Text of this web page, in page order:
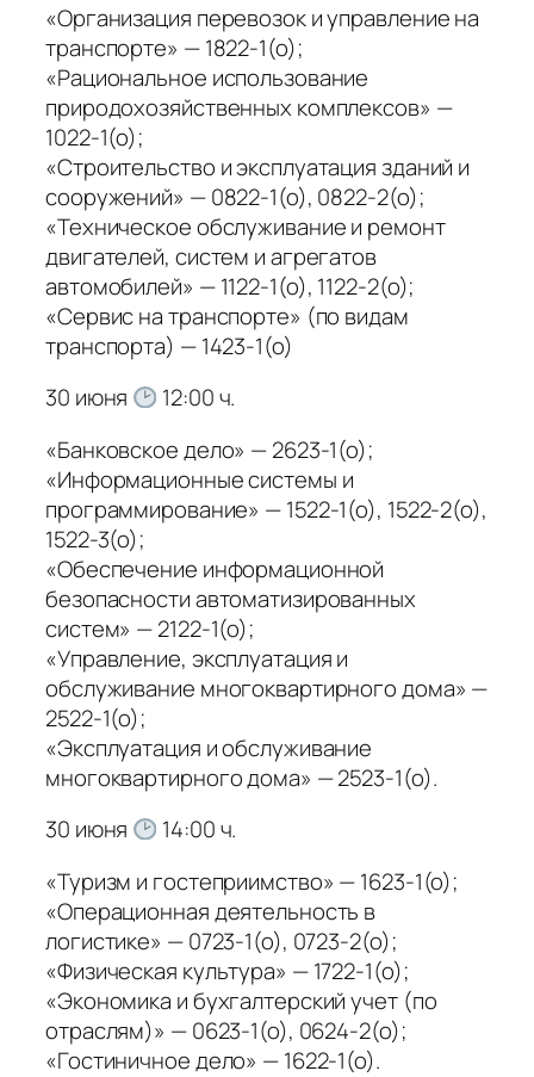
«Организация перевозок и управление на
транспорте» — 1822-1(о);
«Рациональное использование
природохозяйственных комплексов» —
1022-1(о);
«Строительство и эксплуатация зданий и
сооружений» — 0822-1(о), 0822-2(о);
«Техническое обслуживание и ремонт
двигателей, систем и агрегатов
автомобилей» — 1122-1(о), 1122-2(о);
«Сервис на транспорте» (по видам
транспорта) — 1423-1(о)
30 июня
12:00 ч.
«Банковское дело» — 2623-1(о);
«Информационные системы и
программирование» — 1522-1(о), 1522-2(о),
1522-3(о);
«Обеспечение информационной
безопасности автоматизированных
систем» — 2122-1(о);
«Управление, эксплуатация и
обслуживание многоквартирного дома» —
2522-1(о);
«Эксплуатация и обслуживание
многоквартирного дома» — 2523-1(о).
30 июня
14:00 ч.
«Туризм и гостеприимство» — 1623-1(о);
«Операционная деятельность в
логистике» — 0723-1(о), 0723-2(о);
«Физическая культура» — 1722-1(о);
«Экономика и бухгалтерский учет (по
отраслям)» — 0623-1(о), 0624-2(о);
«Гостиничное дело» — 1622-1(о).